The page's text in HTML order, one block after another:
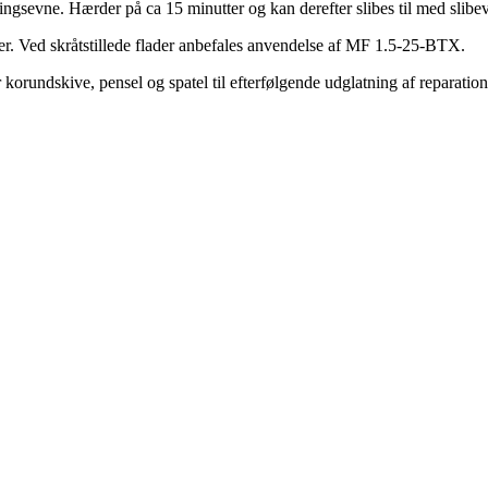
Hærder på ca 15 minutter og kan derefter slibes til med
Ved skråtstillede flader anbefales anvendelse af MF 1.5-25-BTX.
pensel og spatel til efterfølgende udglatning af